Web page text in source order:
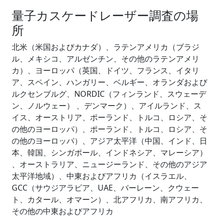
量子カスケードレーザー調査の場
所
北米（米国およびカナダ）、ラテンアメリカ（ブラジ
ル、メキシコ、アルゼンチン、その他のラテンアメリ
カ）、ヨーロッパ（英国、ドイツ、フランス、イタリ
ア、スペイン、ハンガリー、ベルギー、オランダおよび
ルクセンブルグ、NORDIC（フィンランド、スウェーデ
ン、ノルウェー） 、デンマーク）、アイルランド、ス
イス、オーストリア、ポーランド、トルコ、ロシア、そ
の他のヨーロッパ）、ポーランド、トルコ、ロシア、そ
の他のヨーロッパ）、アジア太平洋（中国、インド、日
本、韓国、シンガポール、インドネシア、マレーシア）
、オーストラリア、ニュージーランド、その他のアジア
太平洋地域）、中東およびアフリカ（イスラエル、
GCC（サウジアラビア、UAE、バーレーン、クウェー
ト、カタール、オマーン）、北アフリカ、南アフリカ、
その他の中東およびアフリカ